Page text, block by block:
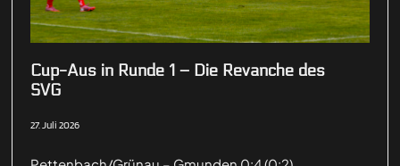
Cup-Aus in Runde 1 – Die Revanche des
SVG
27. Juli 2026